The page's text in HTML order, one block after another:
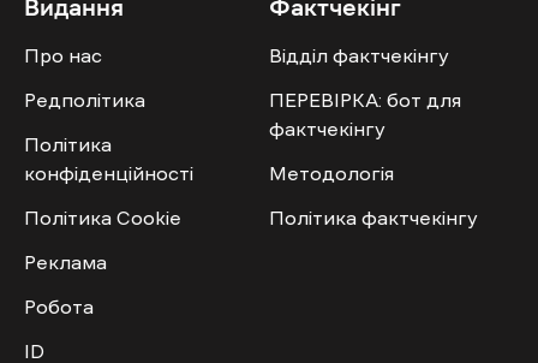
Видання
Про нас
Редполітика
Політика
конфіденційності
Політика Cookie
Реклама
Робота
ID
Фактчекінг
Відділ фактчекінгу
ПЕРЕВІРКА: бот для
фактчекінгу
Методологія
Політика фактчекінгу